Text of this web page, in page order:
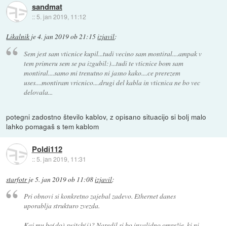
sandmat
:: 5. jan 2019, 11:12
Likalnik je4. jan 2019 ob 21:15izjavil:
Sem jest sam vticnice kupil...tudi vecino sam montiral....ampak v
tem primeru sem se pa izgubil:)...tudi te vticnice bom sam
montiral....samo mi trenutno ni jasno kako....ce prerezem
uses....montiram vricnico....drugi del kabla in vticnica ne bo vec
delovala...
potegni zadostno število kablov, z opisano situacijo si bolj malo
lahko pomagaš s tem kablom
Poldi112
::5. jan 2019, 11:31
starfotrje5. jan 2019 ob 11:08izjavil:
Pri obnovi si konkretno zajebal zadevo. Ethernet danes
uporablja strukturo zvezda.